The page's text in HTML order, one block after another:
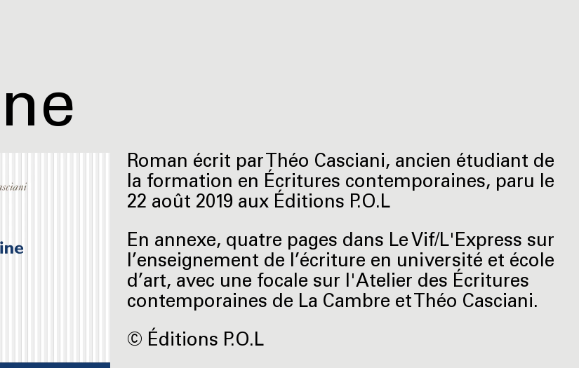
Roman écrit par Théo Casciani, ancien étudiant de
la formation en Écritures contemporaines, paru le
22 août 2019 aux Éditions P.O.L
En annexe, quatre pages dans Le Vif/L'Express sur
l’enseignement de l’écriture en université et école
d’art, avec une focale sur l'Atelier des Écritures
contemporaines de La Cambre et Théo Casciani.
© Éditions P.O.L